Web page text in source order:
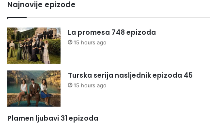
Najnovije epizode
La promesa 748 epizoda
15 hours ago
Turska serija nasljednik epizoda 45
15 hours ago
Plamen ljubavi 31 epizoda